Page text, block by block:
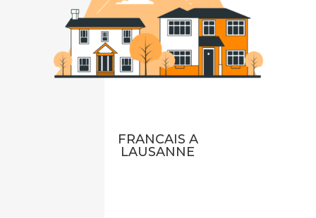
FRANCAIS A
LAUSANNE